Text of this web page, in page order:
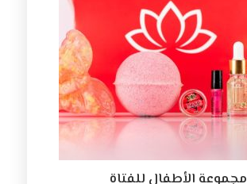
مجموعة الأطفال للفتاة